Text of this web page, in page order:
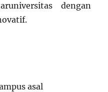
dengan
asal